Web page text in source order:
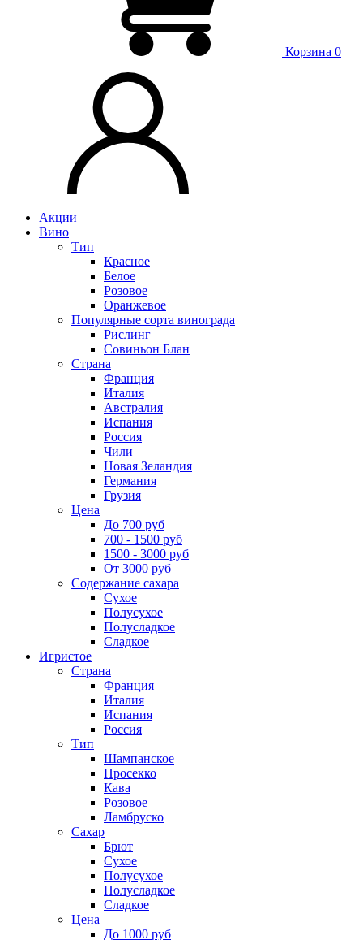
Корзина 0
Акции
Вино
Тип
Красное
Белое
Розовое
Оранжевое
Популярные сорта винограда
Рислинг
Совиньон Блан
Страна
Франция
Италия
Австралия
Испания
Россия
Чили
Новая Зеландия
Германия
Грузия
Цена
До 700 руб
700 - 1500 руб
1500 - 3000 руб
От 3000 руб
Содержание сахара
Сухое
Полусухое
Полусладкое
Сладкое
Игристое
Страна
Франция
Италия
Испания
Россия
Тип
Шампанское
Просекко
Кава
Розовое
Ламбруско
Сахар
Брют
Сухое
Полусухое
Полусладкое
Сладкое
Цена
До 1000 руб